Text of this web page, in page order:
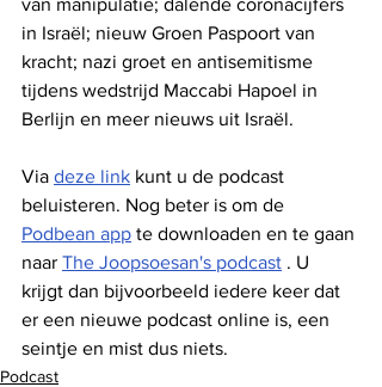
van manipulatie; dalende coronacijfers
in Israël; nieuw Groen Paspoort van
kracht; nazi groet en antisemitisme
tijdens wedstrijd Maccabi Hapoel in
Berlijn en meer nieuws uit Israël.
Via deze link kunt u de podcast
beluisteren. Nog beter is om de
Podbean app te downloaden en te gaan
naar The Joopsoesan's podcast . U
krijgt dan bijvoorbeeld iedere keer dat
er een nieuwe podcast online is, een
seintje en mist dus niets.
Podcast